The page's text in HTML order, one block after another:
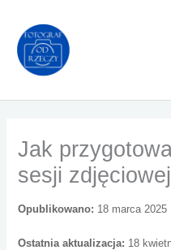
treści
Jak
sesji
Opublikowano: 18 marca 2025
Ostatnia aktualizacja: 18